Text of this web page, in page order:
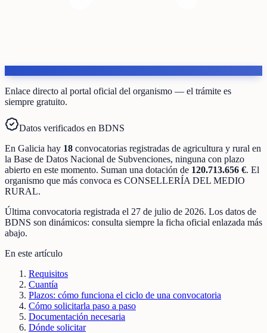
Enlace directo al portal oficial del organismo — el trámite es
siempre gratuito.
Datos verificados en BDNS
En Galicia hay 18 convocatorias registradas de agricultura y rural en
la Base de Datos Nacional de Subvenciones, ninguna con plazo
abierto en este momento. Suman una dotación de 120.713.656 €. El
organismo que más convoca es CONSELLERÍA DEL MEDIO
RURAL.
Última convocatoria registrada el 27 de julio de 2026. Los datos de
BDNS son dinámicos: consulta siempre la ficha oficial enlazada más
abajo.
En este artículo
Requisitos
Cuantía
Plazos: cómo funciona el ciclo de una convocatoria
Cómo solicitarla paso a paso
Documentación necesaria
Dónde solicitar